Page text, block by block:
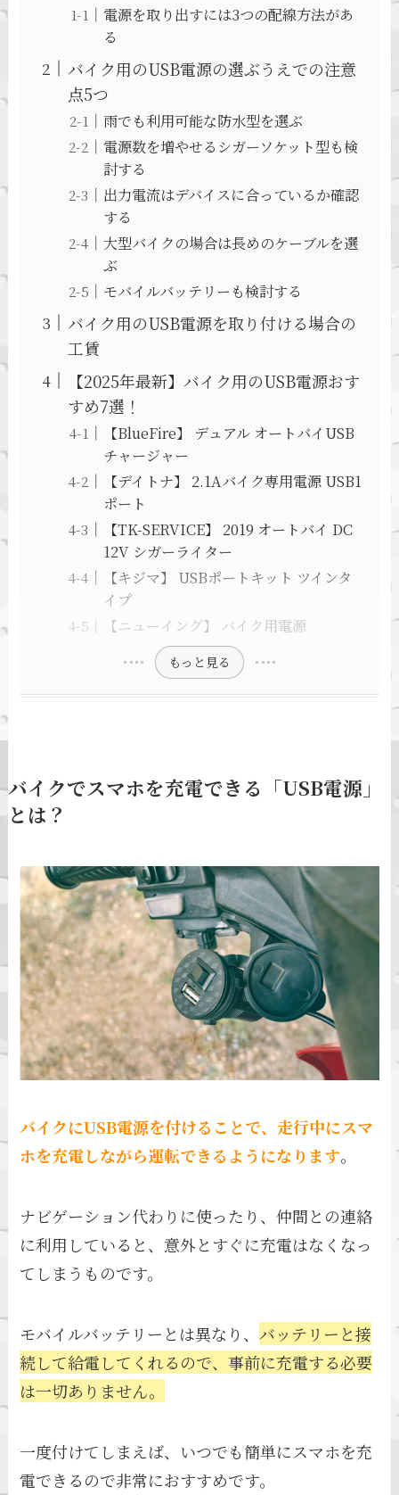
電源を取り出すには3つの配線方法があ
る
バイク用のUSB電源の選ぶうえでの注意
点5つ
雨でも利用可能な防水型を選ぶ
電源数を増やせるシガーソケット型も検
討する
出力電流はデバイスに合っているか確認
する
大型バイクの場合は長めのケーブルを選
ぶ
モバイルバッテリーも検討する
バイク用のUSB電源を取り付ける場合の
工賃
【2025年最新】バイク用のUSB電源おす
すめ7選！
【BlueFire】 デュアル オートバイUSB
チャージャー
【デイトナ】 2.1Aバイク専用電源 USB1
ポート
【TK-SERVICE】 2019 オートバイ DC
12V シガーライター
【キジマ】 USBポートキット ツインタ
イプ
【ニューイング】 バイク用電源
もっと見る
バイクでスマホを充電できる「USB電源」
とは？
バイクにUSB電源を付けることで、走行中にスマ
ホを充電しながら運転できるようになります。
ナビゲーション代わりに使ったり、仲間との連絡
に利用していると、意外とすぐに充電はなくなっ
てしまうものです。
モバイルバッテリーとは異なり、バッテリーと接
続して給電してくれるので、事前に充電する必要
は一切ありません。
一度付けてしまえば、いつでも簡単にスマホを充
電できるので非常におすすめです。